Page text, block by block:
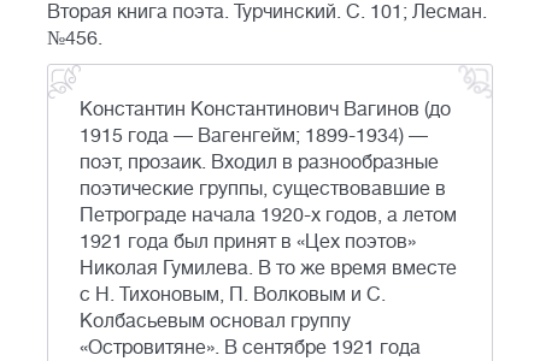
Вторая книга поэта. Турчинский. С. 101; Лесман.
№456.
Константин Константинович Вагинов (до
1915 года — Вагенгейм; 1899-1934) —
поэт, прозаик. Входил в разнообразные
поэтические группы, существовавшие в
Петрограде начала 1920-х годов, а летом
1921 года был принят в «Цех поэтов»
Николая Гумилева. В то же время вместе
с Н. Тихоновым, П. Волковым и С.
Колбасьевым основал группу
«Островитяне». В сентябре 1921 года